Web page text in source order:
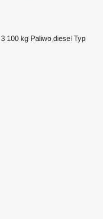
3 100 kg Paliwo diesel Typ